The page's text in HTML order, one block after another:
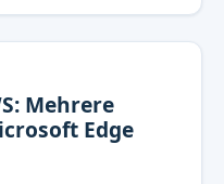
Mehrere
Edge